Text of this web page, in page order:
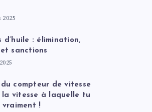
2025
d’huile : élimination,
sanctions
compteur de vitesse
la vitesse à laquelle tu
vraiment !